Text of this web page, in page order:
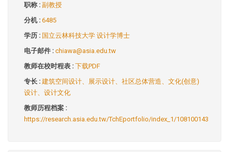
职称 : 副教授
分机 : 6485
学历 : 国立云林科技大学 设计学博士
电子邮件 : chiawa@asia.edu.tw
教师在校时程表 : 下载PDF
专长 : 建筑空间设计、展示设计、社区总体营造、文化(创意)
设计、设计文化
教师历程档案 :
https://research.asia.edu.tw/TchEportfolio/index_1/108100143